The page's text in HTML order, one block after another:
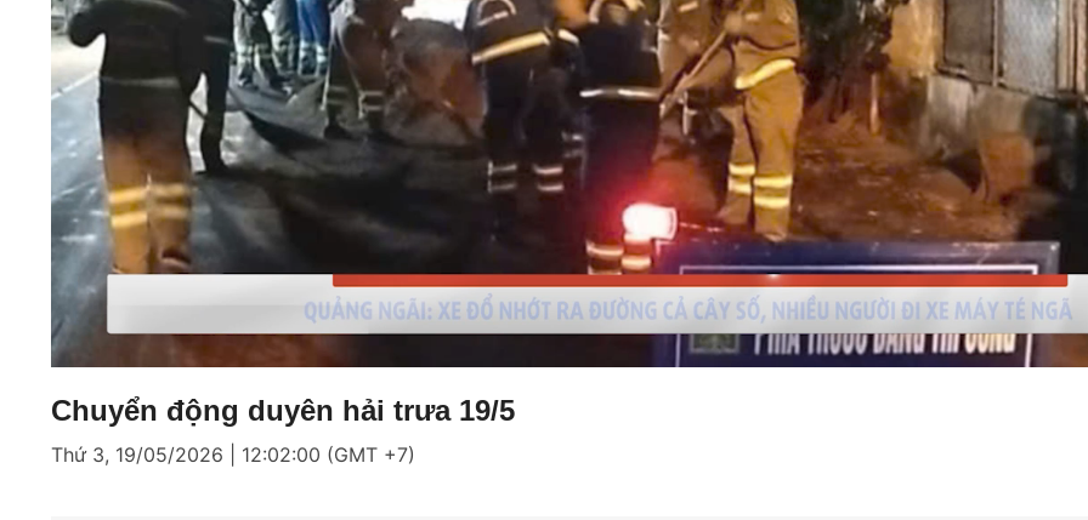
3.84%
Chuyển động duyên hải trưa 19/5
Thứ 3, 19/05/2026 | 12:02:00 (GMT +7)